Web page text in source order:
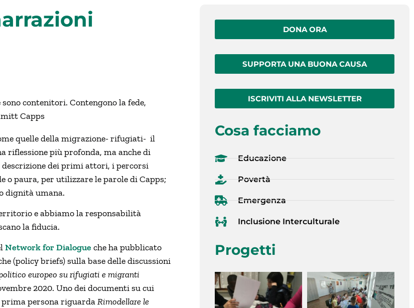
contenitori. Contengono la fede,
Capps
quelle della migrazione- rifugiati- il
riflessione più profonda, ma anche di
dei primi attori, i percorsi
o paura, per utilizzare le parole di Capps;
dignità umana.
e abbiamo la responsabilità
la fiducia.
Network for Dialogue che ha pubblicato
(policy briefs) sulla base delle discussioni
europeo su rifugiati e migranti
2020. Uno dei documenti su cui
persona riguardaRimodellare le
DONA ORA
SUPPORTA UNA BUONA CAUSA
ISCRIVITI ALLA NEWSLETTER
Cosa facciamo
Educazione
Povertà
Emergenza
Inclusione Interculturale
Progetti